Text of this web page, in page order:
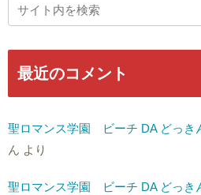
最近のコメント
聖ロマンス学園 ビーチ DA どっき
ん より
聖ロマンス学園 ビーチ DA どっき